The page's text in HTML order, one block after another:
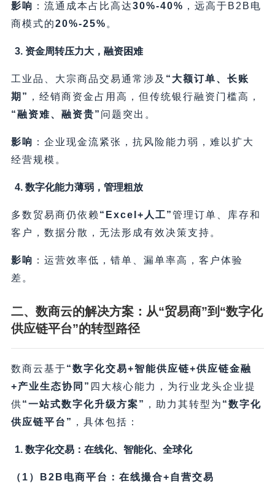
影响 ​：流通成本占比高达30%-40%​ ，远高于B2B电
商模式的20%-25%​ 。
3. 资金周转压力大，融资困难
工业品、大宗商品交易通常涉及 ​“大额订单、长账
期”​ ，经销商资金占用高，但传统银行融资门槛高，​
“融资难、融资贵”​ 问题突出。
影响 ​：企业现金流紧张，抗风险能力弱，难以扩大
经营规模。
4. 数字化能力薄弱，管理粗放
多数贸易商仍依赖 ​“Excel+人工”​管理订单、库存和
客户，数据分散，无法形成有效决策支持。
影响 ​：运营效率低，错单、漏单率高，客户体验
差。
二、数商云的解决方案：从“贸易商”到“数字化
供应链平台”的转型路径
数商云基于​“数字化交易+智能供应链+供应链金融
+产业生态协同”​ 四大核心能力，为行业龙头企业提
供​“一站式数字化升级方案”​ ，助力其转型为 ​“数字化
供应链平台”​ ，具体包括：
1. 数字化交易：在线化、智能化、全球化
​（1）B2B电商平台：在线撮合+自营交易